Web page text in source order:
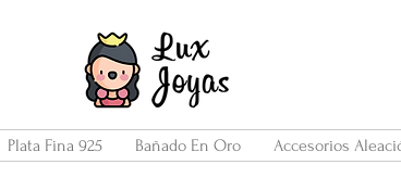
Plata Fina 925 Bañado En Oro Accesorios